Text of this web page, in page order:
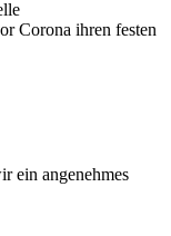
Corona ihren festen
ein angenehmes